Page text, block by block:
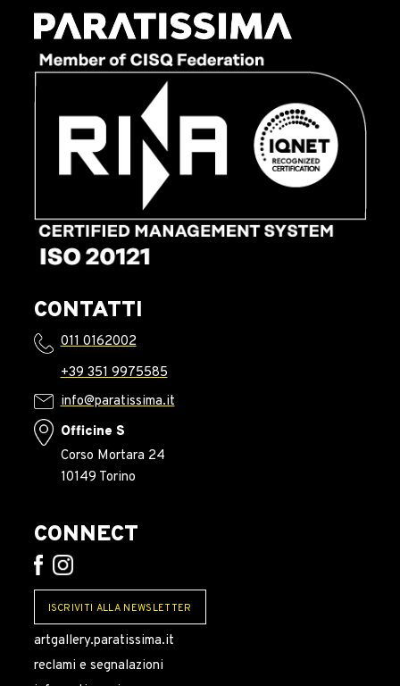
CONTATTI
011 0162002
+39 351 9975585
info@paratissima.it
Officine S
Corso Mortara 24
10149 Torino
CONNECT
ISCRIVITI ALLA NEWSLETTER
artgallery.paratissima.it
reclami e segnalazioni